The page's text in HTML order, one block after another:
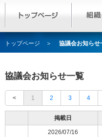
トップページ 協議会お知らせ
協議会お知らせ一覧
< 1 2 3 4
掲載日
2026/07/16